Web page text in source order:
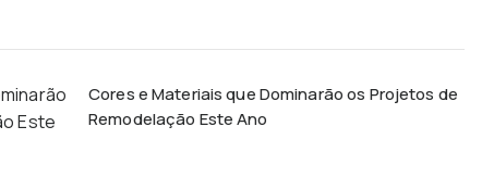
Cores e Materiais que Dominarão os Projetos de
Remodelação Este Ano